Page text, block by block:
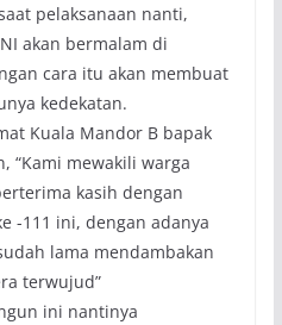
pelaksanaan nanti,
akan bermalam di
cara itu akan membuat
kedekatan.
Kuala Mandor B bapak
“Kami mewakili warga
kasih dengan
-111 ini, dengan adanya
lama mendambakan
terwujud”
ini nantinya